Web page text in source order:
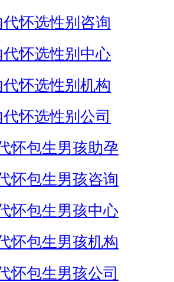
代怀选性别咨询
代怀选性别中心
代怀选性别机构
代怀选性别公司
怀包生男孩助孕
怀包生男孩咨询
怀包生男孩中心
怀包生男孩机构
怀包生男孩公司